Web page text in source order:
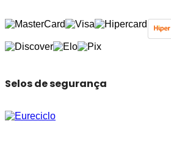
Selos de segurança